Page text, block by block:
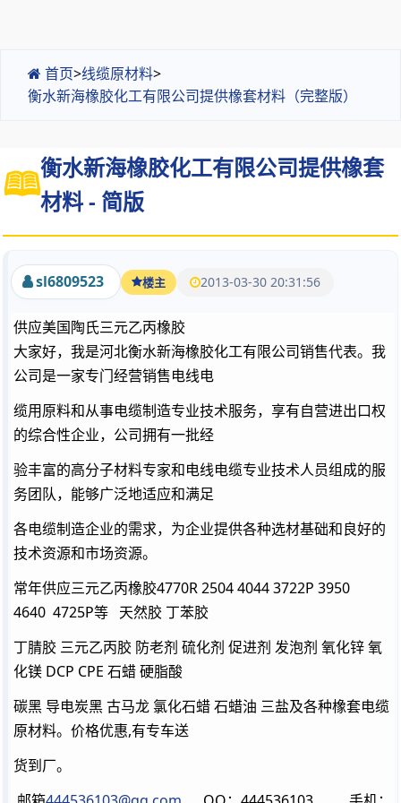
首页>线缆原材料>
衡水新海橡胶化工有限公司提供橡套材料（完整版）
衡水新海橡胶化工有限公司提供橡套
材料 - 简版
sl6809523 楼主 2013-03-30 20:31:56
供应美国陶氏三元乙丙橡胶
大家好，我是河北衡水新海橡胶化工有限公司销售代表。我
公司是一家专门经营销售电线电
缆用原料和从事电缆制造专业技术服务，享有自营进出口权
的综合性企业，公司拥有一批经
验丰富的高分子材料专家和电线电缆专业技术人员组成的服
务团队，能够广泛地适应和满足
各电缆制造企业的需求，为企业提供各种选材基础和良好的
技术资源和市场资源。
常年供应三元乙丙橡胶4770R 2504 4044 3722P 3950
4640 4725P等 天然胶 丁苯胶
丁腈胶 三元乙丙胶 防老剂 硫化剂 促进剂 发泡剂 氧化锌 氧
化镁 DCP CPE 石蜡 硬脂酸
碳黑 导电炭黑 古马龙 氯化石蜡 石蜡油 三盐及各种橡套电缆
原材料。价格优惠,有专车送
货到厂。